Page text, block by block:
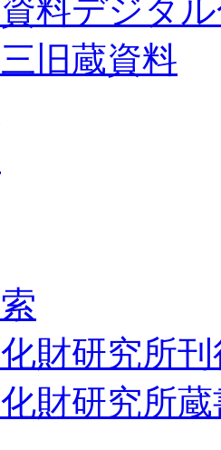
料デジタ
旧蔵資料
財研究所
財研究所